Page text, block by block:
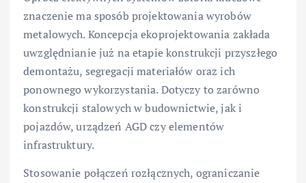
znaczenie ma sposób projektowania wyrobów
metalowych. Koncepcja ekoprojektowania zakłada
uwzględnianie już na etapie konstrukcji przyszłego
demontażu, segregacji materiałów oraz ich
ponownego wykorzystania. Dotyczy to zarówno
konstrukcji stalowych w budownictwie, jak i
pojazdów, urządzeń AGD czy elementów
infrastruktury.
Stosowanie połączeń rozłącznych, ograniczanie